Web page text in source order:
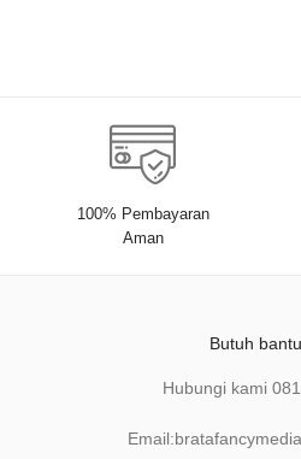
100% Pembayaran
Aman
Butuh
Hubungi kami
Email: